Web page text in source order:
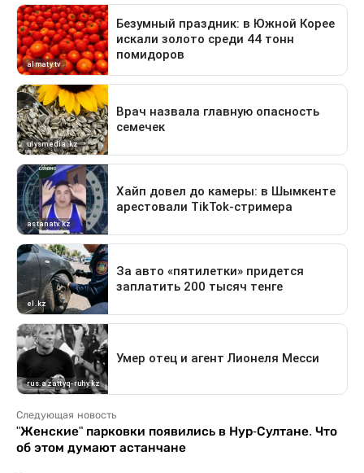
Следующая новость
"Женские" парковки появились в Нур-Султане. Что
об этом думают астанчане